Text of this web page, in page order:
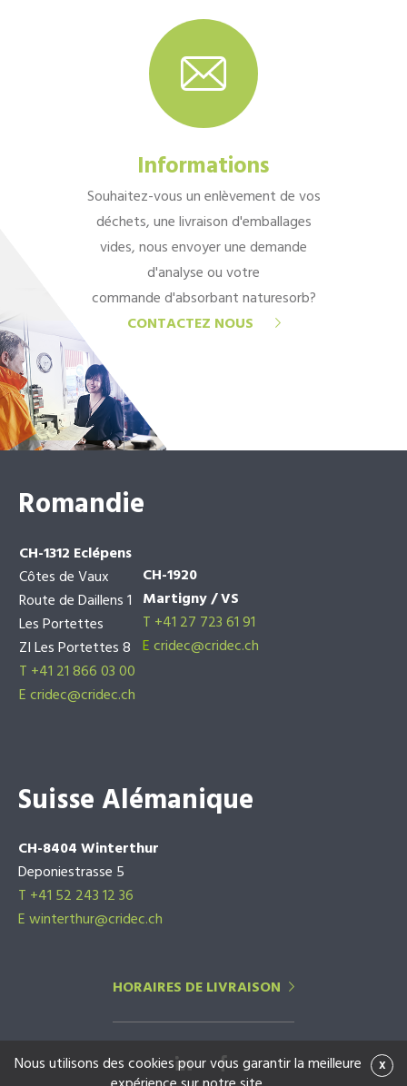
Informations
Souhaitez-vous un enlèvement de vos
déchets, une livraison d'emballages
vides, nous envoyer une demande
d'analyse ou votre
commande d'absorbant naturesorb?
CONTACTEZ NOUS
Romandie
CH-1312 Eclépens
Côtes de Vaux
Route de Daillens 1
Les Portettes
ZI Les Portettes 8
T +41 21 866 03 00
Ecridec@cridec.ch
CH-1920
Martigny / VS
T +41 27 723 61 91
Ecridec@cridec.ch
Suisse Alémanique
CH-8404 Winterthur
Deponiestrasse 5
T +41 52 243 12 36
E winterthur@cridec.ch
HORAIRES DE LIVRAISON
x
Nous utilisons des cookies pour vous garantir la meilleure